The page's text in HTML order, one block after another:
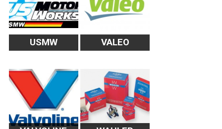
USMW VALEO